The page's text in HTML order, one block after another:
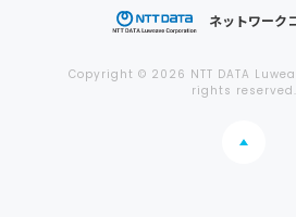
ネットワーク
Copyright © 2026 NTT DATA
rights reserved.